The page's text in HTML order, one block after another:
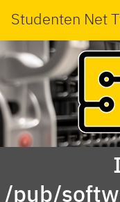
Studenten Net
/pub/